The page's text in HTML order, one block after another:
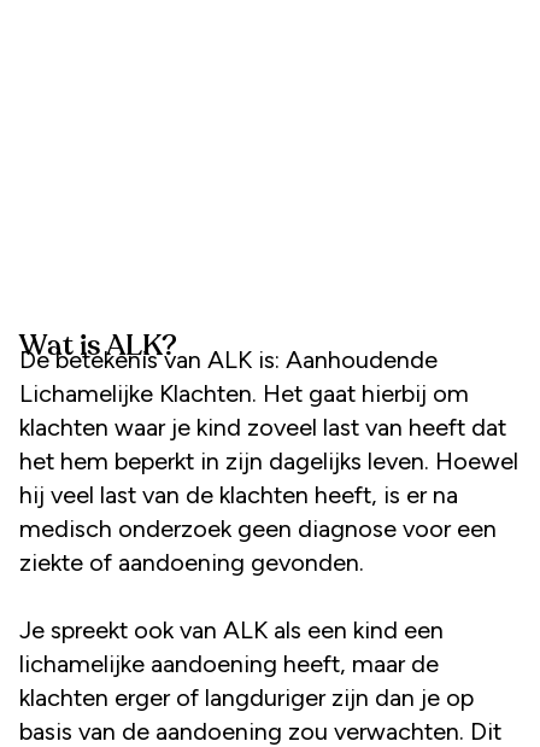
Wat is ALK?
De betekenis van ALK is: Aanhoudende
Lichamelijke Klachten. Het gaat hierbij om
klachten waar je kind zoveel last van heeft dat
het hem beperkt in zijn dagelijks leven. Hoewel
hij veel last van de klachten heeft, is er na
medisch onderzoek geen diagnose voor een
ziekte of aandoening gevonden.
Je spreekt ook van ALK als een kind een
lichamelijke aandoening heeft, maar de
klachten erger of langduriger zijn dan je op
basis van de aandoening zou verwachten. Dit